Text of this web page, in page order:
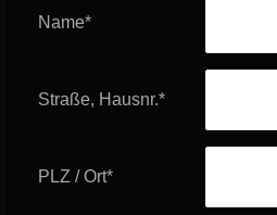
Name*
Straße, Hausnr.*
PLZ / Ort*